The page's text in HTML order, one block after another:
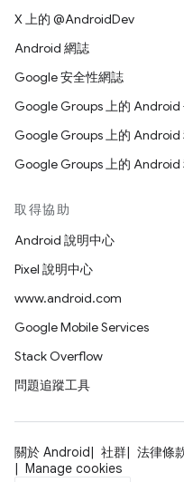
X 上的 @AndroidDev
Android 網誌
Google 安全性網誌
Google Groups 上的 Android
Google Groups 上的 Android
Google Groups 上的 Android
取得協助
Android 說明中心
Pixel 說明中心
www.android.com
Google Mobile Services
Stack Overflow
問題追蹤工具
關於 Android 社群 法律條
Manage cookies